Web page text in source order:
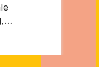
(RAA)